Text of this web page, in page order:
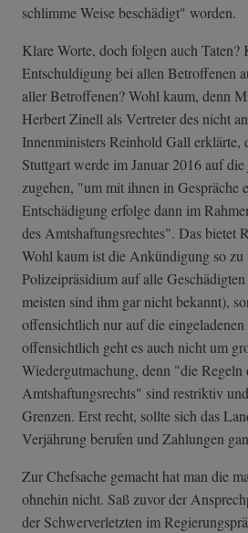
schlimme Weise beschädigt" worden.
Klare Worte, doch folgen auch Taten?
Entschuldigung bei allen Betroffenen
aller Betroffenen? Wohl kaum, denn
Herbert Zinell als Vertreter des nicht
Innenministers Reinhold Gall erklärte,
Stuttgart werde im Januar 2016 auf
zugehen, "um mit ihnen in Gespräche
Entschädigung erfolge dann im
des Amtshaftungsrechtes". Das bietet
Wohl kaum ist die Ankündigung so zu
Polizeipräsidium auf alle
meisten sind ihm gar nicht bekannt),
offensichtlich nur auf die
offensichtlich geht es auch nicht um
Wiedergutmachung, denn "die Regeln
Amtshaftungsrechts" sind restriktiv
Grenzen. Erst recht, sollte sich das
Verjährung berufen und Zahlungen
Zur Chefsache gemacht hat man die
ohnehin nicht. Saß zuvor der
der Schwerverletzten im